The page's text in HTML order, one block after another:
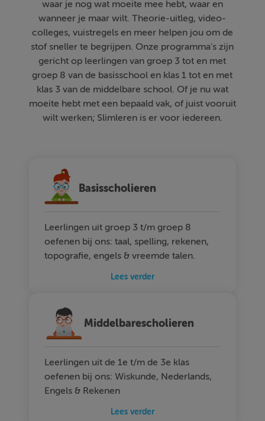
waar je nog wat moeite mee hebt, waar en
wanneer je maar wilt. Theorie-uitleg, video-
colleges, vuistregels en meer helpen jou om de
stof sneller te begrijpen. Onze programma's zijn
gericht op leerlingen van groep 3 tot en met
groep 8 van de basisschool en klas 1 tot en met
klas 3 van de middelbare school. Of je nu wat
moeite hebt met een bepaald vak, of juist vooruit
wilt werken; Slimleren is er voor iedereen.
Basisscholieren
Leerlingen uit groep 3 t/m groep 8
oefenen bij ons: taal, spelling, rekenen,
topografie, engels & vreemde talen.
Lees verder
Middelbarescholieren
Leerlingen uit de 1e t/m de 3e klas
oefenen bij ons: Wiskunde, Nederlands,
Engels & Rekenen
Lees verder